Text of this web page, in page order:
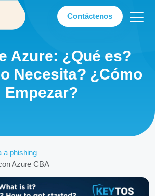
Contáctenos
Azure: ¿Qué es?
Necesita? ¿Cómo
Empezar?
a phishing
Azure CBA